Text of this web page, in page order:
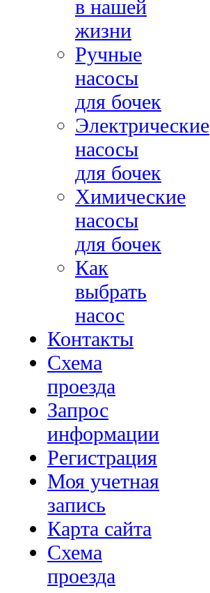
в нашей
жизни
Ручные
насосы
для бочек
Электрические
насосы
для бочек
Химические
насосы
для бочек
Как
выбрать
насос
Контакты
Схема
проезда
Запрос
информации
Регистрация
Моя учетная
запись
Карта сайта
Схема
проезда